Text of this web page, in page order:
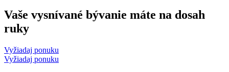
Vaše vysnívané bývanie máte na dosah
ruky
Vyžiadaj ponuku
Vyžiadaj ponuku